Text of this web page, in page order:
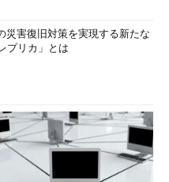
災害復旧対策を実現する新たな
プリカ」とは